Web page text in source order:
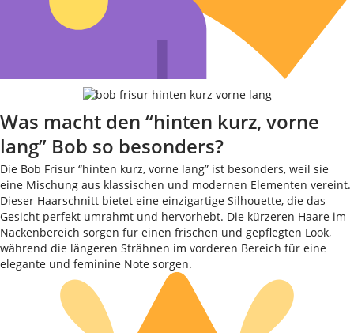
Was macht den “hinten kurz, vorne
lang” Bob so besonders?
Die Bob Frisur “hinten kurz, vorne lang” ist besonders, weil sie
eine Mischung aus klassischen und modernen Elementen vereint.
Dieser Haarschnitt bietet eine einzigartige Silhouette, die das
Gesicht perfekt umrahmt und hervorhebt. Die kürzeren Haare im
Nackenbereich sorgen für einen frischen und gepflegten Look,
während die längeren Strähnen im vorderen Bereich für eine
elegante und feminine Note sorgen.